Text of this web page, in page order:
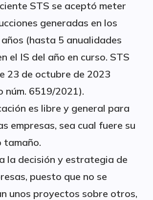
STS se aceptó meter
generadas en los
(hasta 5 anualidades
el IS del año en curso. STS
23 de octubre de 2023
núm. 6519/2021).
es libre y general para
empresas, sea cual fuere su
tamaño.
la decisión y estrategia de
puesto que no se
unos proyectos sobre otros,